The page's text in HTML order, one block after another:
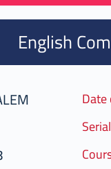
English